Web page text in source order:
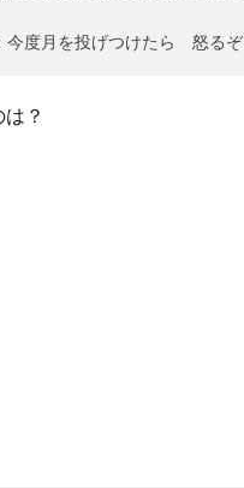
今度月を投げつけたら 怒るぞ
は？